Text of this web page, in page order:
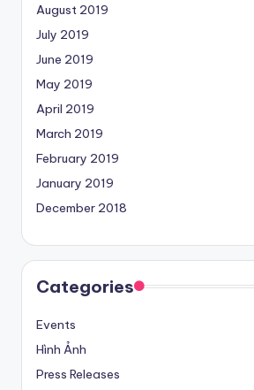
August 2019
July 2019
June 2019
May 2019
April 2019
March 2019
February 2019
January 2019
December 2018
Categories
Events
Hình Ảnh
Press Releases